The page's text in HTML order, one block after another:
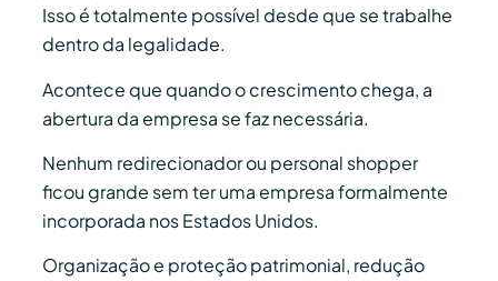
Isso é totalmente possível desde que se trabalhe
dentro da legalidade.
Acontece que quando o crescimento chega, a
abertura da empresa se faz necessária.
Nenhum redirecionador ou personal shopper
ficou grande sem ter uma empresa formalmente
incorporada nos Estados Unidos.
Organização e proteção patrimonial, redução